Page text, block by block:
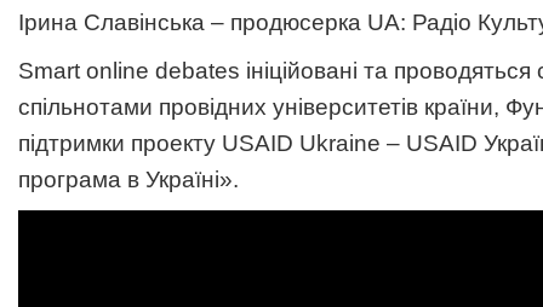
Ірина Славінська – продюсерка UA: Радіо
Smart online debates ініційовані та проводяться
спільнотами провідних університетів країни,
підтримки проекту USAID Ukraine – USAID
програма в Україні».